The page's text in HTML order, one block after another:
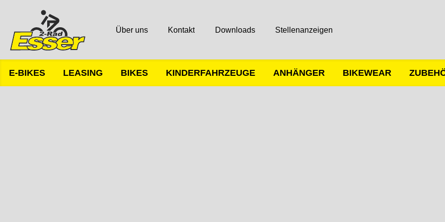
Über uns Kontakt Downloads Stellenanzeigen
E-BIKES LEASING BIKES KINDERFAHRZEUGE ANHÄNGER BIKEWEAR